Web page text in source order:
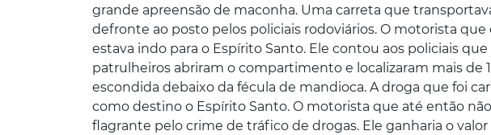
grande apreensão de maconha. Uma carreta que
defronte ao posto pelos policiais rodoviários. O motorista
estava indo para o Espírito Santo. Ele contou aos policiais
patrulheiros abriram o compartimento e localizaram mais de
escondida debaixo da fécula de mandioca. A droga que foi
como destino o Espírito Santo. O motorista que até então
flagrante pelo crime de tráfico de drogas. Ele ganharia o